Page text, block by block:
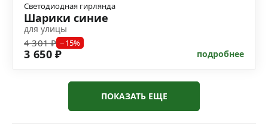
Светодиодная гирлянда
Шарики синие
для улицы
4 301 ₽ −15%
3 650 ₽ подробнее
ПОКАЗАТЬ ЕЩЕ